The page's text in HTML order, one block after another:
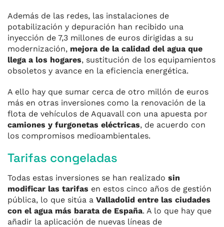
Además de las redes, las instalaciones de
potabilización y depuración han recibido una
inyección de 7,3 millones de euros dirigidas a su
modernización, mejora de la calidad del agua que
llega a los hogares, sustitución de los equipamientos
obsoletos y avance en la eficiencia energética.
A ello hay que sumar cerca de otro millón de euros
más en otras inversiones como la renovación de la
flota de vehículos de Aquavall con una apuesta por
camiones y furgonetas eléctricas, de acuerdo con
los compromisos medioambientales.
Tarifas congeladas
Todas estas inversiones se han realizado sin
modificar las tarifas en estos cinco años de gestión
pública, lo que sitúa a Valladolid entre las ciudades
con el agua más barata de España. A lo que hay que
añadir la aplicación de nuevas líneas de